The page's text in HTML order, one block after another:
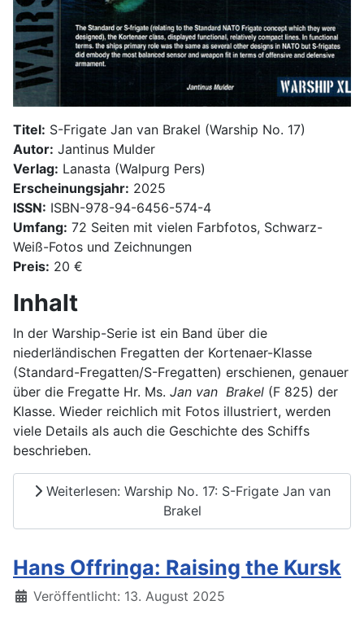
Titel: S-Frigate Jan van Brakel (Warship No. 17)
Autor: Jantinus Mulder
Verlag: Lanasta (Walpurg Pers)
Erscheinungsjahr: 2025
ISSN: ISBN-978-94-6456-574-4
Umfang: 72 Seiten mit vielen Farbfotos, Schwarz-
Weiß-Fotos und Zeichnungen
Preis: 20 €
Inhalt
In der Warship-Serie ist ein Band über die
niederländischen Fregatten der Kortenaer-Klasse
(Standard-Fregatten/S-Fregatten) erschienen, genauer
über die Fregatte Hr. Ms. Jan van Brakel (F 825) der
Klasse. Wieder reichlich mit Fotos illustriert, werden
viele Details als auch die Geschichte des Schiffs
beschrieben.
Weiterlesen: Warship No. 17: S-Frigate Jan van
Brakel
Hans Offringa: Raising the Kursk
Details
Veröffentlicht: 13. August 2025